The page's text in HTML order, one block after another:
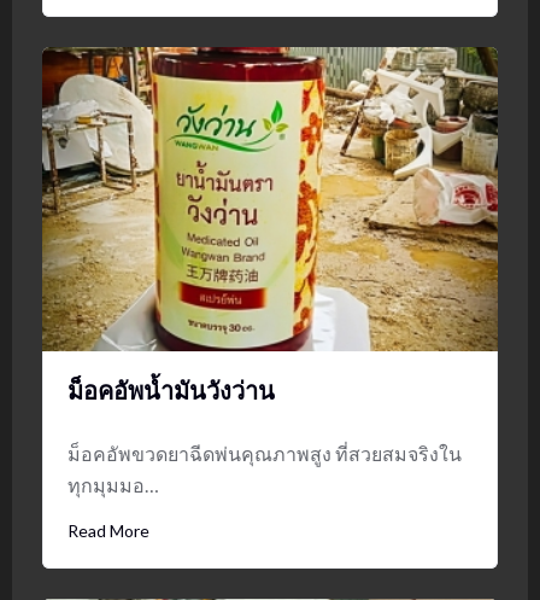
ม็อคอัพน้ำมันวังว่าน
ม็อคอัพขวดยาฉีดพ่นคุณภาพสูง ที่สวยสมจริงใน
ทุกมุมมอ…
Read More